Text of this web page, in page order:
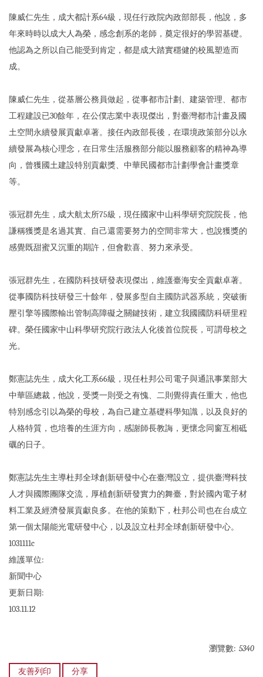
陳威仁先生，成大都計系64級，現任行政院內政部部長，他說，多
年來時時以成大人為榮，感念創系的老師，奠定很好的學習基礎。
他認為之所以自己能受到肯定，都是成大踏實穩健的校風塑造而
成。
陳威仁先生，從基層公務員做起，從事都市計劃、建築管理、都市
工程建設已30餘年，在公僕志業中表現傑出，對臺灣都市計畫及國
土空間永續發展貢獻卓著。接任內政部長後，在環境政策部分以永
續發展為核心理念，在日常生活服務部分能以服務顧客的精神為導
向，曾獲國土建設特別貢獻獎、中華民國都市計劃學會計畫獎章
等。
張冠群先生，成大航太所75級，現任國家中山科學研究院院長，他
謙稱獲獎是名過其實、自己還需要努力的空間非常大，也說獲獎的
感覺既甜蜜又沉重的期許，但會歡喜、努力來承受。
張冠群先生，在國防科技研發表現傑出，維護臺海安全貢獻卓著。
從事國防科技研發三十餘年，發展多型自主國防武器系統，突破衝
壓引擎等國際輸出管制高障礙之關鍵技術，建立我國國防科研里程
碑。榮任國家中山科學研究院行政法人化後首位院長，可謂母校之
光。
鄭憲誌先生，成大化工系66級，現任杜邦公司電子與通訊事業部大
中華區總裁，他說，受獎一則受之有愧、二則覺得責任重大，他也
特別感念引以為榮的母校，為自己建立基礎科學知識，以及良好的
人格特質，也培養的生涯方向，感謝師長教誨，更懷念同窗互相砥
礪的日子。
鄭憲誌先生主導杜邦全球創新研發中心在臺灣設立，提供臺灣科技
人才與國際團隊交流，厚植創新研發實力的舞臺，對於國內電子材
料工業及經濟發展貢獻良多。在他的策動下，杜邦公司也在台成立
第一個太陽能光電研發中心，以及設立杜邦全球創新研發中心。
1031111c
維護單位:
新聞中心
更新日期:
103.11.12
瀏覽數: 5340
友善列印 分享